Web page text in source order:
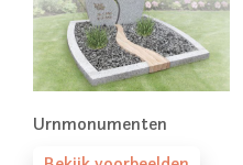
Urnmonumenten